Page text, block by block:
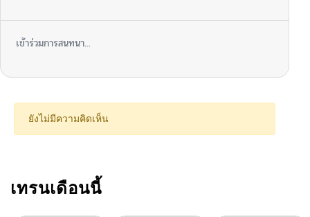
เข้าร่วมการสนทนา...
ยังไม่มีความคิดเห็น
เทรนเดือนนี้